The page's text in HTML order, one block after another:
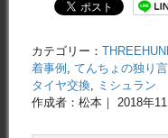
カテゴリー：
着事例 てんちょの独り言
タイヤ交換
ミシュラン
作成者：松本｜ 2018年